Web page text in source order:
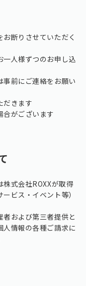
断りさせていただく
一人様ずつのお申し込
事前にご連絡をお願い
だきます
合がございます
式会社ROXXが取得
ビス・イベント等）
および第三者提供と
情報の各種ご請求に